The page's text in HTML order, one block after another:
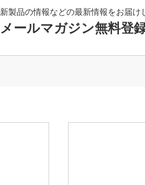
新製品の情報などの最新情報をお届け
メールマガジン無料登